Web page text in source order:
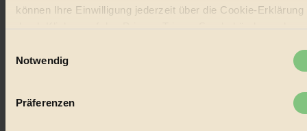
können Ihre Einwilligung jederzeit über die Cookie-Erklärung
durch Klicken auf das Privacy Trigger Symbol ändern oder
Informationen über Ihre geografische Lage erfassen,
welche bis auf einige Meter genau sein können
Notwendig
Präferenzen
Impressum & Disclaimer
Biorama steht für einen nachhaltigen Lebensstil und bewussten